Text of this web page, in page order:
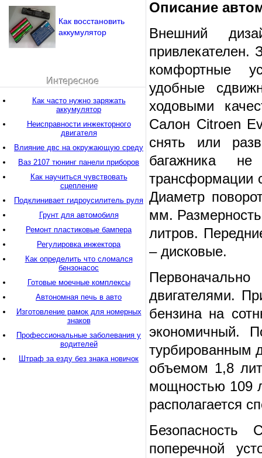
Описание
Внешний
привлекателен.
комфортные
удобные
ходовыми
Салон Citroen
снять или
багажника
трансформации
Диаметр
мм.
литров.
– дисковые.
двигателями.
бензина на
экономичный.
турбированным
объемом 1,8
мощностью 109
располагается
Безопасность
поперечной
Как восстановить
аккумулятор
Интересное
Как часто нужно заряжать
аккумулятор
Неисправности инжекторного
двигателя
Влияние двс на окружающую среду
Ваз 2107 тюнинг панели приборов
Как научиться чувствовать
сцепление
Подклинивает гидроусилитель руля
Грунт для автомобиля
Ремонт пластиковые бампера
Регулировка инжектора
Как определить что сломался
бензонасос
Готовые моечные комплексы
Автономная печь в авто
Изготовление рамок для номерных
знаков
Профессиональные заболевания у
водителей
Штраф за езду без знака новичок